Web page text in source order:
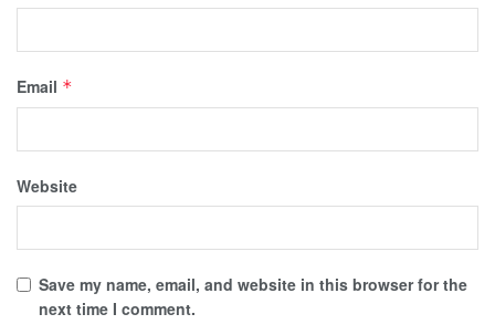
Email *
Website
Save my name, email, and website in this browser for the
next time I comment.